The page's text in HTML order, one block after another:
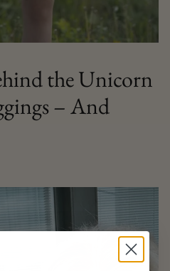
the Unicorn
– And